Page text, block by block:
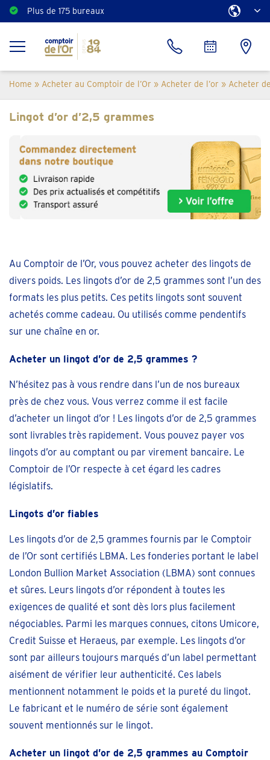
Plus de 175 bureaux
Home » Acheter au Comptoir de l’Or » Acheter de l’or » Acheter
Lingot d’or d’2,5 grammes
Au Comptoir de l’Or, vous pouvez acheter des lingots de
divers poids. Les lingots d’or de 2,5 grammes sont l’un des
formats les plus petits. Ces petits lingots sont souvent
achetés comme cadeau. Ou utilisés comme pendentifs
sur une chaîne en or.
Acheter un lingot d’or de 2,5 grammes ?
N’hésitez pas à vous rendre dans l’un de nos bureaux
près de chez vous. Vous verrez comme il est facile
d’acheter un lingot d’or ! Les lingots d’or de 2,5 grammes
sont livrables très rapidement. Vous pouvez payer vos
lingots d’or au comptant ou par virement bancaire. Le
Comptoir de l’Or respecte à cet égard les cadres
législatifs.
Lingots d’or fiables
Les lingots d’or de 2,5 grammes fournis par le Comptoir
de l’Or sont certifiés LBMA. Les fonderies portant le label
London Bullion Market Association (LBMA) sont connues
et sûres. Leurs lingots d’or répondent à toutes les
exigences de qualité et sont dès lors plus facilement
négociables. Parmi les marques connues, citons Umicore,
Credit Suisse et Heraeus, par exemple. Les lingots d’or
sont par ailleurs toujours marqués d’un label permettant
aisément de vérifier leur authenticité. Ces labels
mentionnent notamment le poids et la pureté du lingot.
Le fabricant et le numéro de série sont également
souvent mentionnés sur le lingot.
Acheter un lingot d’or de 2,5 grammes au Comptoir